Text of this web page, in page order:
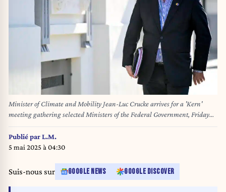
Minister of Climate and Mobility Jean-Luc Crucke arrives for a 'Kern'
meeting gathering selected Ministers of the Federal Government, Friday
04 April 2025 in Brussels. BELGA PHOTO DIRK WAEM
Publié parL.M.
5 mai 2025 à 04:30
Suis-nous sur GOOGLE NEWS GOOGLE DISCOVER